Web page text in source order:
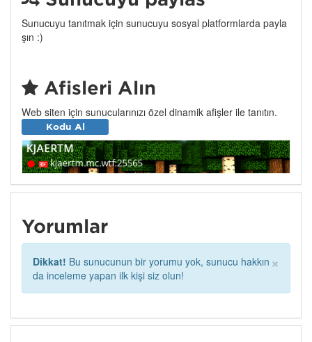
Sunucuyu tanıtmak için sunucuyu sosyal platformlarda payla
şın :)
Afişleri Alın
Web siten için sunucularınızı özel dinamik afişler ile tanıtın.
Kodu Al
Yorumlar
×
Dikkat! Bu sunucunun bir yorumu yok, sunucu hakkın
da inceleme yapan ilk kişi siz olun!